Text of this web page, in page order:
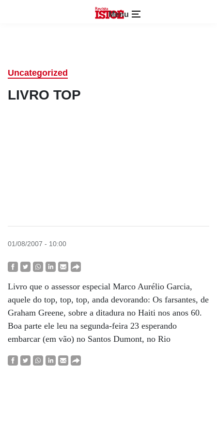
Menu
Uncategorized
LIVRO TOP
01/08/2007 - 10:00
Livro que o assessor especial Marco Aurélio Garcia,
aquele do top, top, top, anda devorando: Os farsantes, de
Graham Greene, sobre a ditadura no Haiti nos anos 60.
Boa parte ele leu na segunda-feira 23 esperando
embarcar (em vão) no Santos Dumont, no Rio